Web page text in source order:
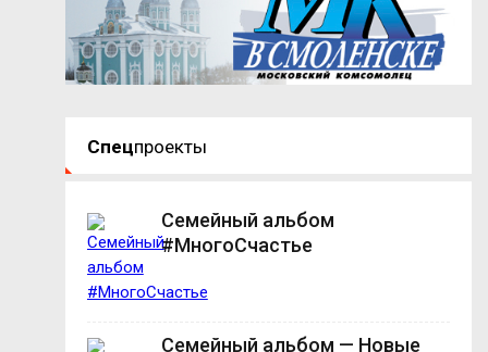
Спецпроекты
Семейный альбом
#МногоСчастье
Семейный альбом — Новые